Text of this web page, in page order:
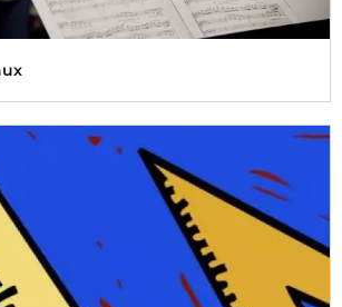
peau du musicien ou du compositeur
de son travail. Radio France
pour s’immerger dans la musique